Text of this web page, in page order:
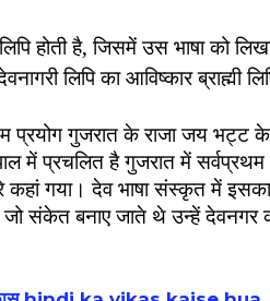
होती है,जिसमें उस भाषा को
लिपि का आविष्कार ब्राह्मी
प्रयोग गुजरात के राजा जय
में प्रचलित है गुजरात में
कहां गया। देव भाषा संस्कृत में
जो संकेत बनाए जाते थे उन्हें